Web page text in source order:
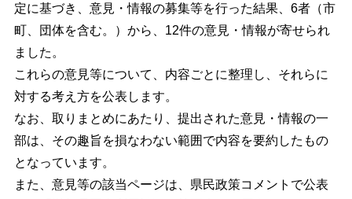
定に基づき、意見・情報の募集等を行った結果、6者（市
町、団体を含む。）から、12件の意見・情報が寄せられ
ました。
これらの意見等について、内容ごとに整理し、それらに
対する考え方を公表します。
なお、取りまとめにあたり、提出された意見・情報の一
部は、その趣旨を損なわない範囲で内容を要約したもの
となっています。
また、意見等の該当ページは、県民政策コメントで公表